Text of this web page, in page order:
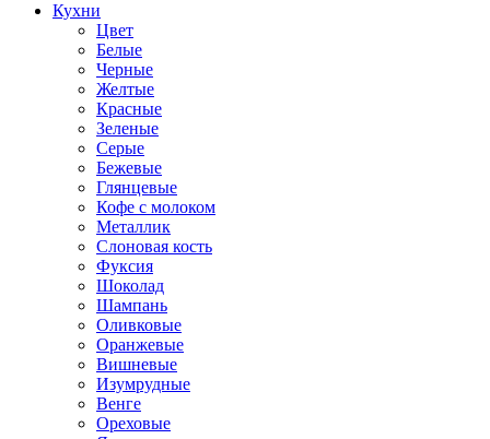
Кухни
Цвет
Белые
Черные
Желтые
Красные
Зеленые
Серые
Бежевые
Глянцевые
Кофе с молоком
Металлик
Слоновая кость
Фуксия
Шоколад
Шампань
Оливковые
Оранжевые
Вишневые
Изумрудные
Венге
Ореховые